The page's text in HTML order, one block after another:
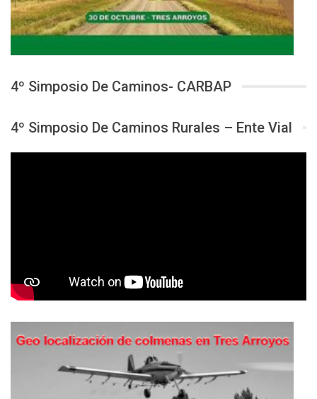
4º Simposio De Caminos- CARBAP
4º Simposio De Caminos Rurales – Ente Vial